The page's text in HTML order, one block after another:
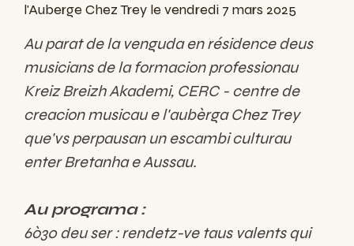
l'Auberge Chez Trey le vendredi 7 mars 2025
Au parat de la venguda en résidence deus
musicians de la formacion professionau
Kreiz Breizh Akademi, CERC - centre de
creacion musicau e l'aubèrga Chez Trey
que'vs perpausan un escambi culturau
enter Bretanha e Aussau.
Au programa :
6ò30 deu ser : rendetz-ve taus valents qui